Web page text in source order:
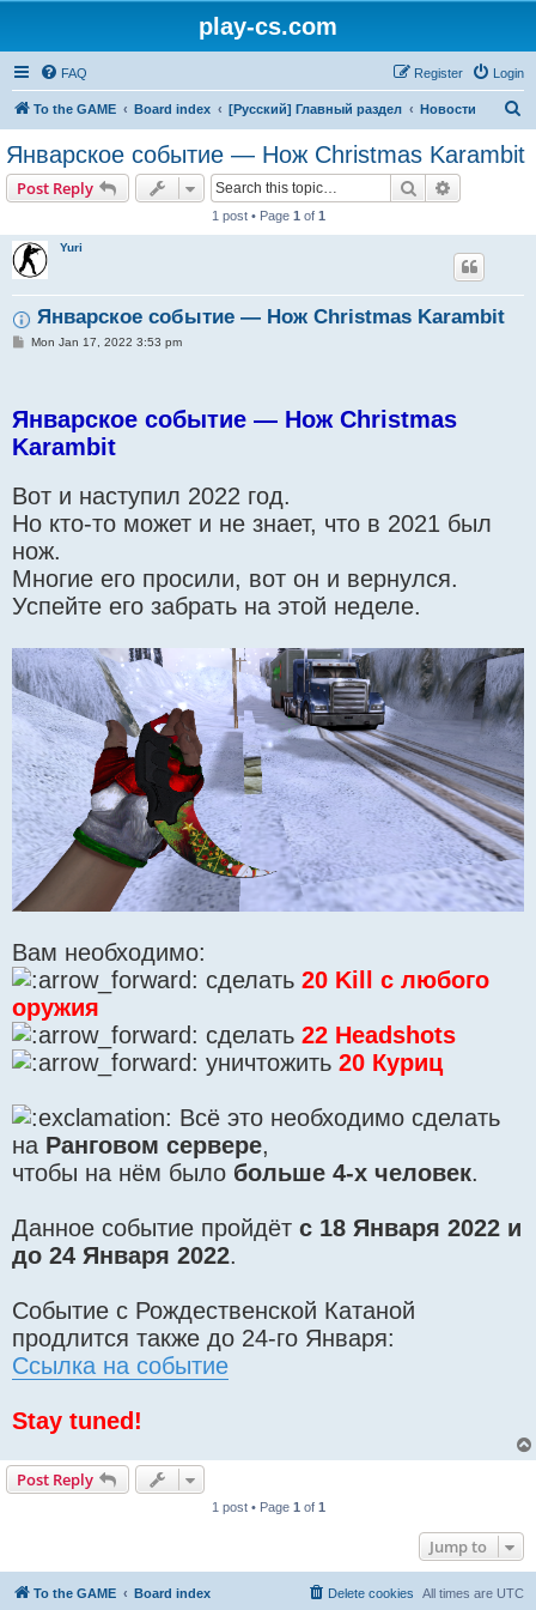
play-cs.com
FAQ Login
Register
To the GAME Board index [Русский] Главный раздел Новости
a
Январское событие — Нож Christmas Karambit
Post Reply Search
1 post • Page 1 of 1
Yuri
Январское событие — Нож Christmas Karambit
PMon Jan 17, 2022 3:53 pm
Январское событие — Нож Christmas
Karambit
Вот и наступил 2022 год.
Но кто-то может и не знает, что в 2021 был
нож.
Многие его просили, вот он и вернулся.
Успейте его забрать на этой неделе.
Вам необходимо:
сделать 20 Kill с любого
оружия
сделать 22 Headshots
уничтожить 20 Куриц
Всё это необходимо сделать
на Ранговом сервере,
чтобы на нём было больше 4-х человек.
Данное событие пройдёт с 18 Января 2022 и
до 24 Января 2022.
Событие с Рождественской Катаной
продлится также до 24-го Января:
Ссылка на событие
Stay tuned!
Post Reply
1 post • Page 1 of 1
Jump to
To the GAME Board index All times are UTC
Delete cookies